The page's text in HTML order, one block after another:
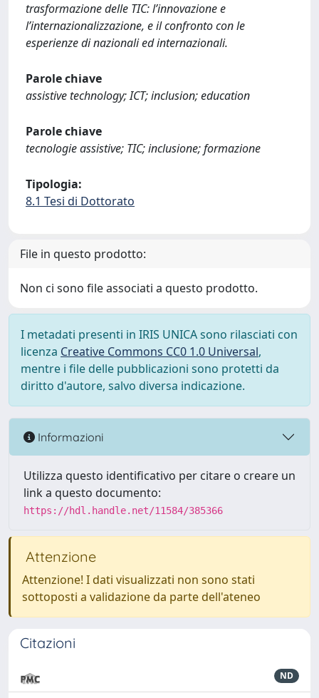
trasformazione delle TIC: l’innovazione e
l’internazionalizzazione, e il confronto con le
esperienze di nazionali ed internazionali.
Parole chiave
assistive technology; ICT; inclusion; education
Parole chiave
tecnologie assistive; TIC; inclusione; formazione
Tipologia:
8.1 Tesi di Dottorato
File in questo prodotto:
Non ci sono file associati a questo prodotto.
I metadati presenti in IRIS UNICA sono rilasciati con
licenza Creative Commons CC0 1.0 Universal,
mentre i file delle pubblicazioni sono protetti da
diritto d'autore, salvo diversa indicazione.
Informazioni
Utilizza questo identificativo per citare o creare un
link a questo documento:
https://hdl.handle.net/11584/385366
Attenzione
Attenzione! I dati visualizzati non sono stati
sottoposti a validazione da parte dell'ateneo
Citazioni
ND